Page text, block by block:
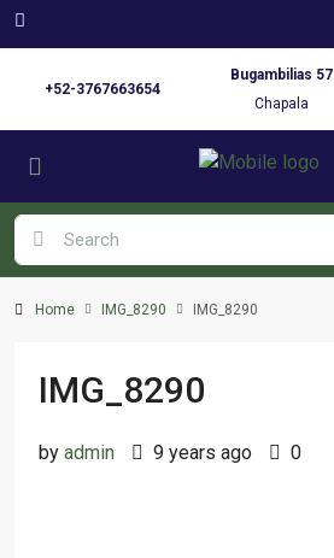
+52-3767663654
Bugambilias 57
Chapala
Home IMG_8290 IMG_8290
IMG_8290
by admin 9 years ago 0